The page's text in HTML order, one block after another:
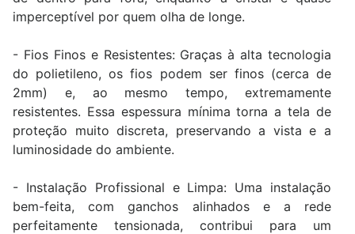
imperceptível por quem olha de longe.
- Fios Finos e Resistentes: Graças à alta tecnologia
do polietileno, os fios podem ser finos (cerca de
2mm) e, ao mesmo tempo, extremamente
resistentes. Essa espessura mínima torna a tela de
proteção muito discreta, preservando a vista e a
luminosidade do ambiente.
- Instalação Profissional e Limpa: Uma instalação
bem-feita, com ganchos alinhados e a rede
perfeitamente tensionada, contribui para um